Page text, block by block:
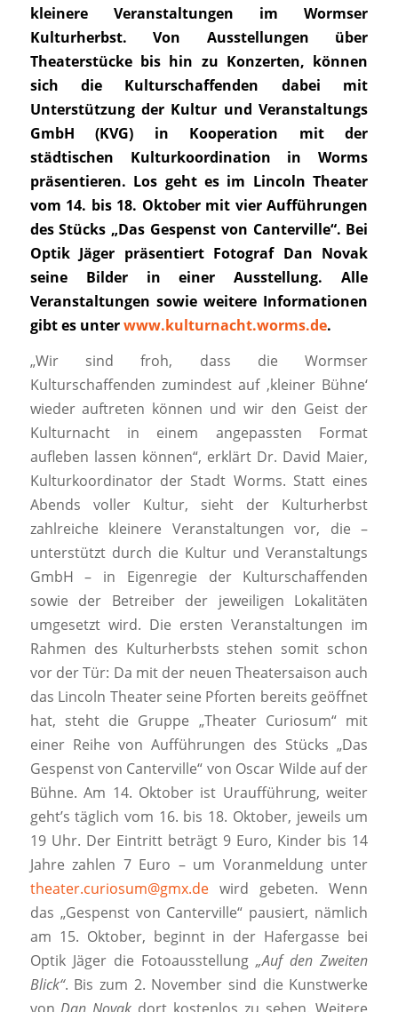
kleinere Veranstaltungen im Wormser
Kulturherbst. Von Ausstellungen über
Theaterstücke bis hin zu Konzerten, können
sich die Kulturschaffenden dabei mit
Unterstützung der Kultur und Veranstaltungs
GmbH (KVG) in Kooperation mit der
städtischen Kulturkoordination in Worms
präsentieren. Los geht es im Lincoln Theater
vom 14. bis 18. Oktober mit vier Aufführungen
des Stücks „Das Gespenst von Canterville“. Bei
Optik Jäger präsentiert Fotograf Dan Novak
seine Bilder in einer Ausstellung. Alle
Veranstaltungen sowie weitere Informationen
gibt es unterwww.kulturnacht.worms.de.
„Wir sind froh, dass die Wormser
Kulturschaffenden zumindest auf ‚kleiner Bühne‘
wieder auftreten können und wir den Geist der
Kulturnacht in einem angepassten Format
aufleben lassen können“, erklärt Dr. David Maier,
Kulturkoordinator der Stadt Worms. Statt eines
Abends voller Kultur, sieht der Kulturherbst
zahlreiche kleinere Veranstaltungen vor, die –
unterstützt durch die Kultur und Veranstaltungs
GmbH – in Eigenregie der Kulturschaffenden
sowie der Betreiber der jeweiligen Lokalitäten
umgesetzt wird. Die ersten Veranstaltungen im
Rahmen des Kulturherbsts stehen somit schon
vor der Tür: Da mit der neuen Theatersaison auch
das Lincoln Theater seine Pforten bereits geöffnet
hat, steht die Gruppe „Theater Curiosum“ mit
einer Reihe von Aufführungen des Stücks „Das
Gespenst von Canterville“ von Oscar Wilde auf der
Bühne. Am 14. Oktober ist Uraufführung, weiter
geht’s täglich vom 16. bis 18. Oktober, jeweils um
19 Uhr. Der Eintritt beträgt 9 Euro, Kinder bis 14
Jahre zahlen 7 Euro – um Voranmeldung unter
theater.curiosum@gmx.dewird gebeten. Wenn
das „Gespenst von Canterville“ pausiert, nämlich
am 15. Oktober, beginnt in der Hafergasse bei
Optik Jäger die Fotoausstellung „Auf den Zweiten
Blick“. Bis zum 2. November sind die Kunstwerke